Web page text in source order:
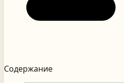
Содержание